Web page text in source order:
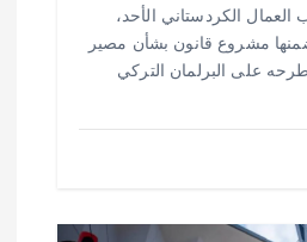
الكردستاني الأحد،
مشروع قانون بشأن مصير
على البرلمان التركي